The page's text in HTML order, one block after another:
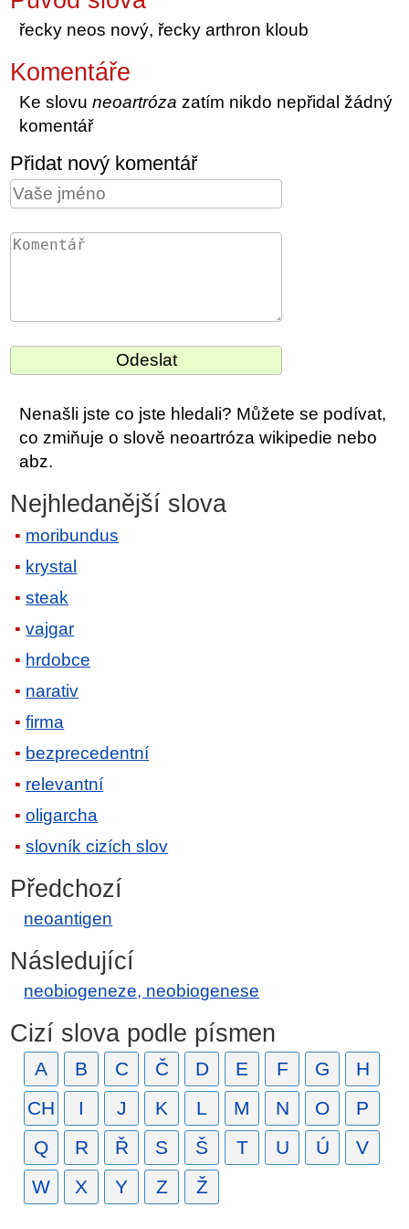
řecky neos nový, řecky arthron kloub
Komentáře
Ke slovuneoartróza zatím nikdo nepřidal žádný
komentář
Přidat nový komentář
Nenašli jste co jste hledali? Můžete se podívat,
co zmiňuje o slově neoartróza wikipedie nebo
abz.
Nejhledanější slova
moribundus
krystal
steak
vajgar
hrdobce
narativ
firma
bezprecedentní
relevantní
oligarcha
slovník cizích slov
Předchozí
neoantigen
Následující
neobiogeneze, neobiogenese
Cizí slova podle písmen
A B C Č D E F G
H
CH
I J K L M N O
P
Q
R Ř S Š T U Ú
V
W
X Y Z Ž